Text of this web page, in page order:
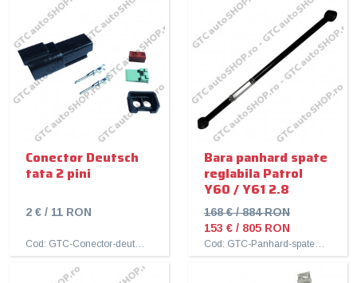
Conector Deutsch
tata 2 pini
2 € / 11 RON
Bara panhard spate
reglabila Patrol
Y60 / Y61 2.8
168 € / 884 RON
153 € / 805 RON